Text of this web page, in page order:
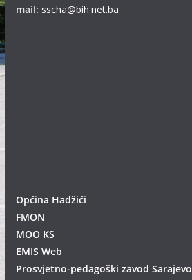
mail: sscha@bih.net.ba
Općina Hadžići
FMON
MOO KS
EMIS Web
Prosvjetno-pedagoški zavod Sarajevo